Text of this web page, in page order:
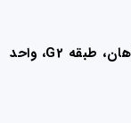
شعبه ۱: تهران، مرکزخرید ایران مال، باغ ماهان، طبقه G2، واحد